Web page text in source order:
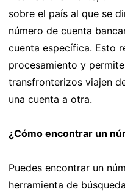
sobre el país al que se
número de cuenta
cuenta específica. Esto
procesamiento y
transfronterizos viajen
una cuenta a otra.
¿Cómo encontrar un
Puedes encontrar un
herramienta de